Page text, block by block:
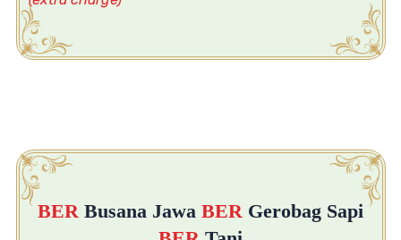
BER Busana Jawa BER Gerobag Sapi